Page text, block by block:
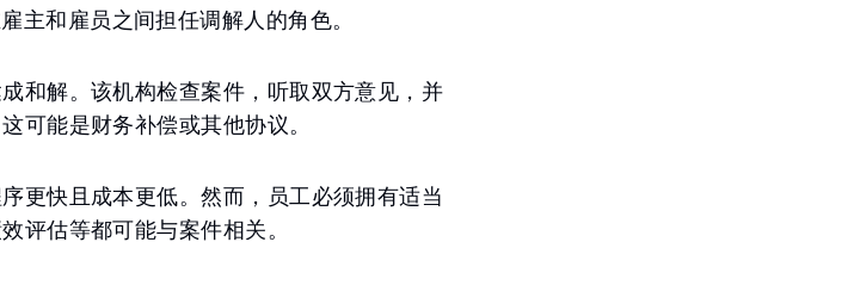
主和雇员之间担任调解人的角色。
和解。该机构检查案件，听取双方意见，并
可能是财务补偿或其他协议。
更快且成本更低。然而，员工必须拥有适当
评估等都可能与案件相关。